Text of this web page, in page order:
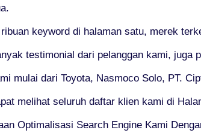
keyword di halaman satu, merek
testimonial dari pelanggan kami, juga
mulai dari Toyota, Nasmoco Solo, PT.
melihat seluruh daftar klien kami di
Optimalisasi Search Engine Kami